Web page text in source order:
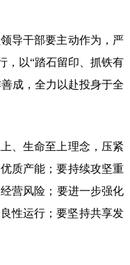
导干部要主动作为，严
，以“踏石留印、抓铁有
成，全力以赴投身于全
、生命至上理念，压紧
质产能；要持续攻坚重
营风险；要进一步强化
性运行；要坚持共享发